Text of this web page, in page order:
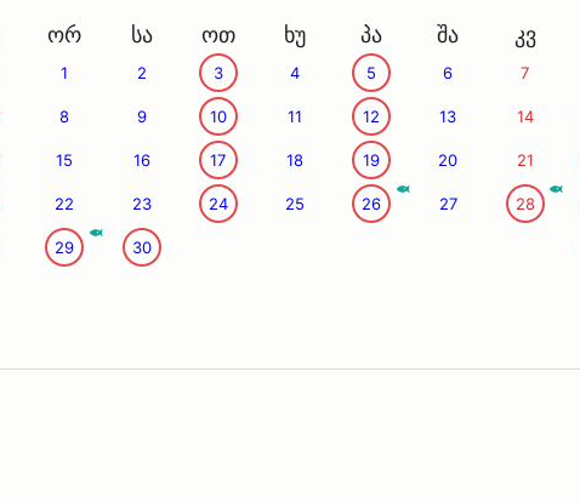
ორ სა ოთ ხუ პა შა კვ
1 2 3 4 5 6 7
8 9 10 11 12 13 14
15 16 17 18 19 20 21
22 23 24 25 26 27 28
29 30